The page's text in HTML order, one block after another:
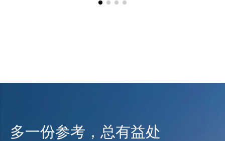
多一份参考，总有益处